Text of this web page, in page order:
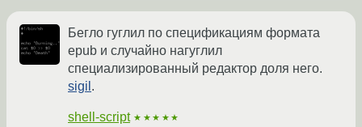
Бегло гуглил по спецификациям формата
epub и случайно нагуглил
специализированный редактор доля него.
sigil .
shell-script ★★★★★